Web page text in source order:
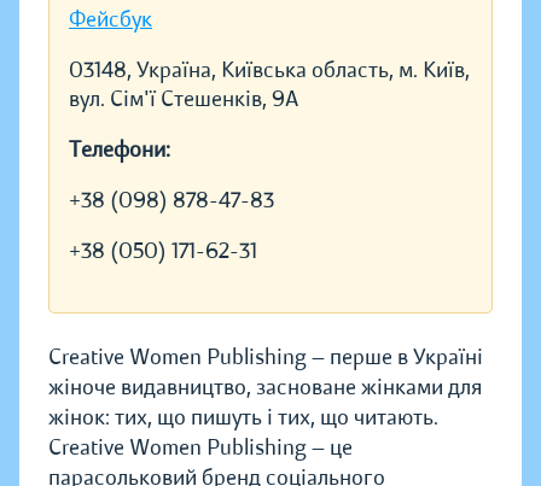
Фейсбук
03148, Україна, Київська область, м. Київ,
вул. Сім'ї Стешенків, 9А
Телефони:
+38 (098) 878-47-83
+38 (050) 171-62-31
Creative Women Publishing — перше в Україні
жіноче видавництво, засноване жінками для
жінок: тих, що пишуть і тих, що читають.
Creative Women Publishing — це
парасольковий бренд соціального